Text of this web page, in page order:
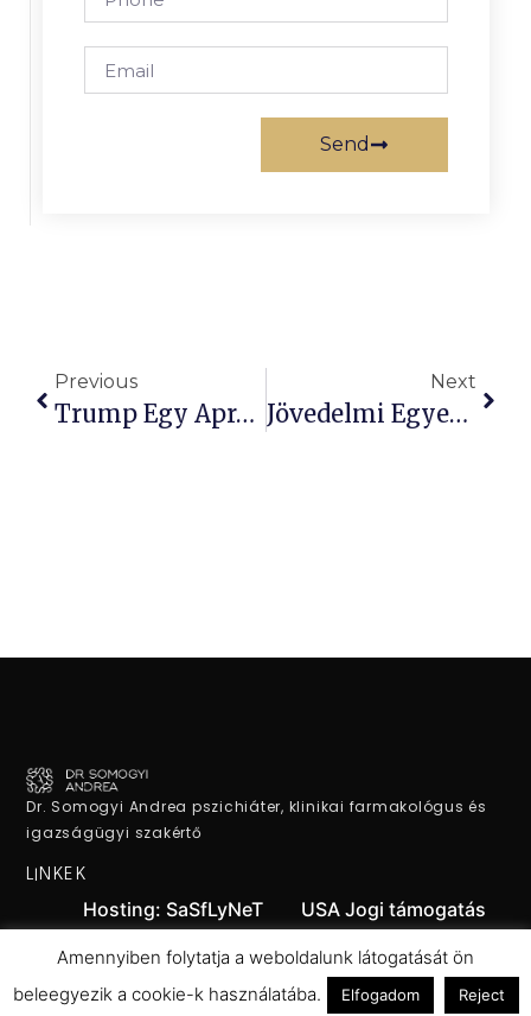
Send
Previous
Trump Egy Apró Részlete Radikálisan Átalakítja A Bevándorlást!
Next
Jövedelmi Egyenlőtlenség: Hatással Van A Gyerekek Agyára!
Dr. Somogyi Andrea pszichiáter, klinikai farmakológus és
igazságügyi szakértő
LINKEK
Hosting: SaSfLyNeT
USA Jogi támogatás
Jogi támogatás
MVA Motoros Klub
Zoldseg.com
Dekoráció
Amennyiben folytatja a weboldalunk látogatását ön
beleegyezik a cookie-k használatába.
Elfogadom Reject